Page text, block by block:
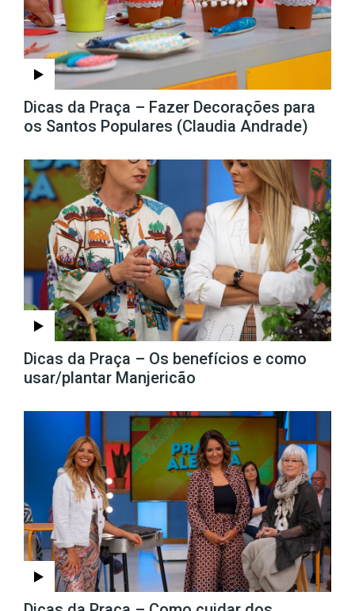
Dicas da Praça – Fazer Decorações para
os Santos Populares (Claudia Andrade)
Dicas da Praça – Os benefícios e como
usar/plantar Manjericão